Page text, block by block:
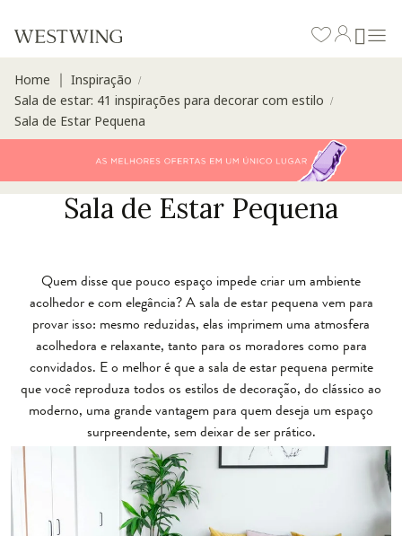
Home Inspiração /
Sala de estar: 41 inspirações para decorar com estilo /
Sala de Estar Pequena
Sala de Estar Pequena
Quem disse que pouco espaço impede criar um ambiente
acolhedor e com elegância? A sala de estar pequena vem para
provar isso: mesmo reduzidas, elas imprimem uma atmosfera
acolhedora e relaxante, tanto para os moradores como para
convidados. E o melhor é que a sala de estar pequena permite
que você reproduza todos os estilos de decoração, do clássico ao
moderno, uma grande vantagem para quem deseja um espaço
surpreendente, sem deixar de ser prático.